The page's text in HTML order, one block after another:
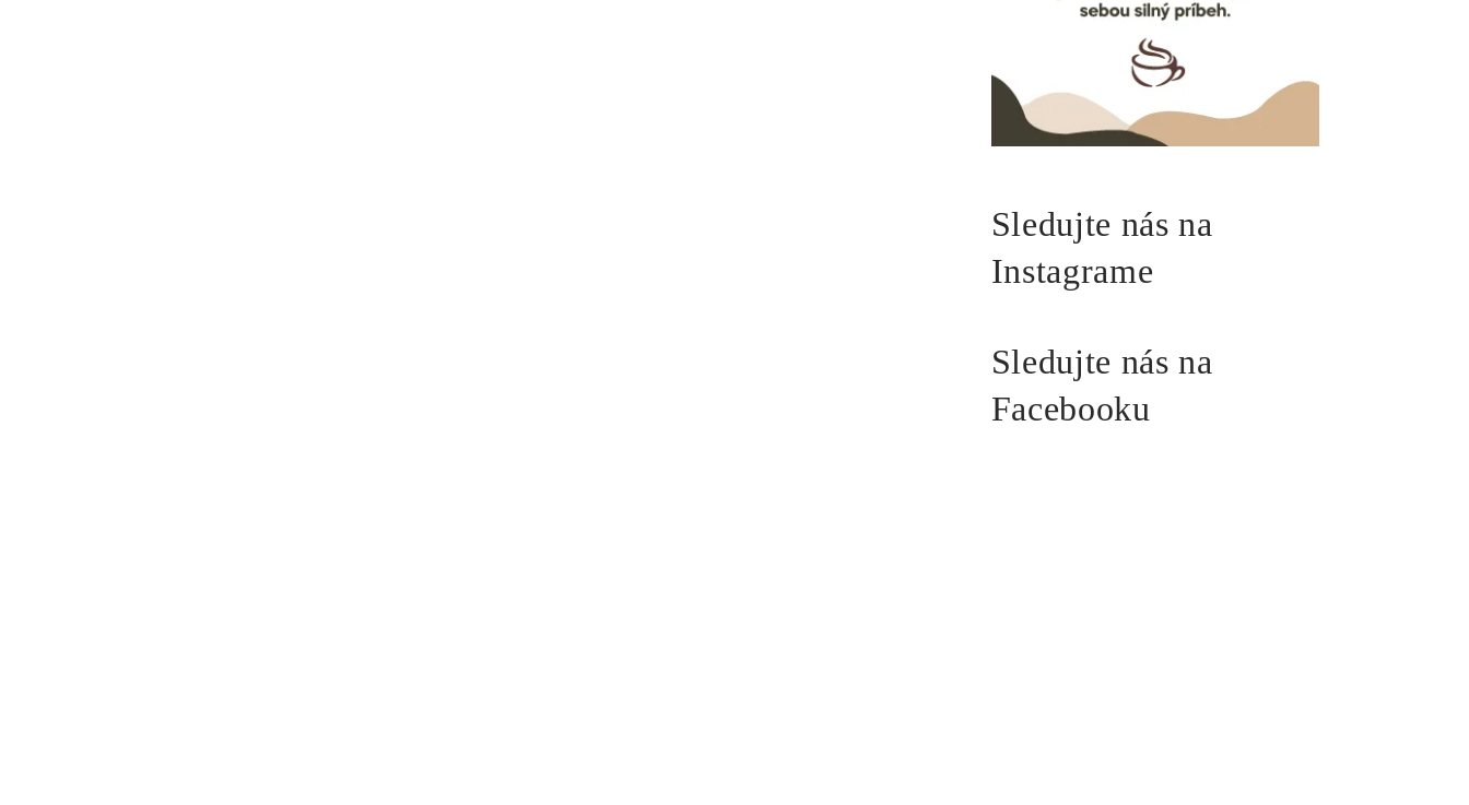
Sledujte nás na
Instagrame
Sledujte nás na
Facebooku